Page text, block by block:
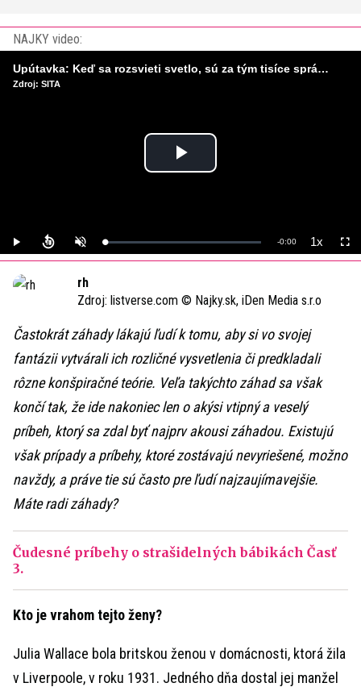
NAJKY video:
Play
Play UnmuteLoaded:
0%
Remaining
-0:00 1xPlayback
Rate
Upútavka: Keď sa rozsvieti svetlo, sú za tým tisíce správnych rozhodnutí. Ako vzniká infraštruktúra, ktorú nevnímame?
Zdroj: SITA
rh
Zdroj: listverse.com © Najky.sk, iDen Media s.r.o
Častokrát záhady lákajú ľudí k tomu, aby si vo svojej
fantázii vytvárali ich rozličné vysvetlenia či predkladali
rôzne konšpiračné teórie. Veľa takýchto záhad sa však
končí tak, že ide nakoniec len o akýsi vtipný a veselý
príbeh, ktorý sa zdal byť najprv akousi záhadou. Existujú
však prípady a príbehy, ktoré zostávajú nevyriešené, možno
navždy, a práve tie sú často pre ľudí najzaujímavejšie.
Máte radi záhady?
Čudesné príbehy o strašidelných bábikách Časť
3.
Kto je vrahom tejto ženy?
Julia Wallace bola britskou ženou v domácnosti, ktorá žila
v Liverpoole, v roku 1931. Jedného dňa dostal jej manžel